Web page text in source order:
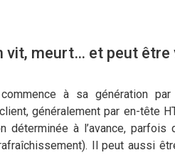
vit, meurt… et peut être
à sa génération
généralement par en-tête
déterminée à l’avance,
Il peut aussi